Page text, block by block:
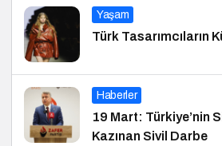
Yaşam
Türk Tasarımcıların
Haberler
19 Mart: Türkiye’nin
Kazınan Sivil Darbe